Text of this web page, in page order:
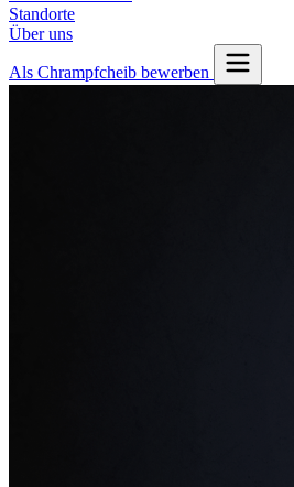
Standorte
Über uns
Als Chrampfcheib bewerben